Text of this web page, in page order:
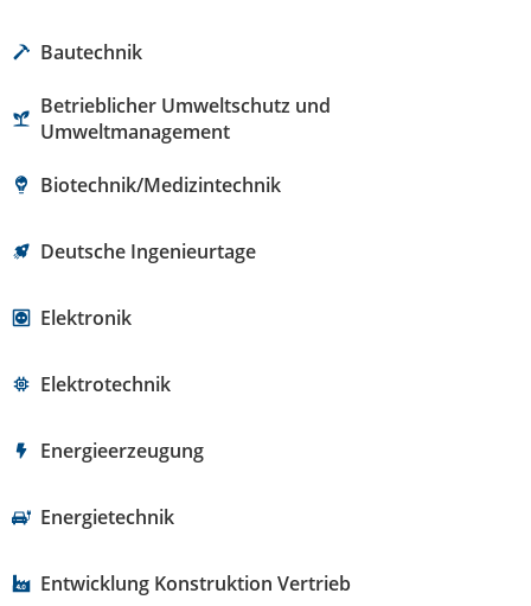
Bautechnik
Betrieblicher Umweltschutz und
Umweltmanagement
Biotechnik/Medizintechnik
Deutsche Ingenieurtage
Elektronik
Elektrotechnik
Energieerzeugung
Energietechnik
Entwicklung Konstruktion Vertrieb